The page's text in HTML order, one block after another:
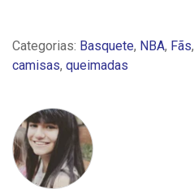
Categorias: Basquete, NBA, Fãs,
camisas, queimadas